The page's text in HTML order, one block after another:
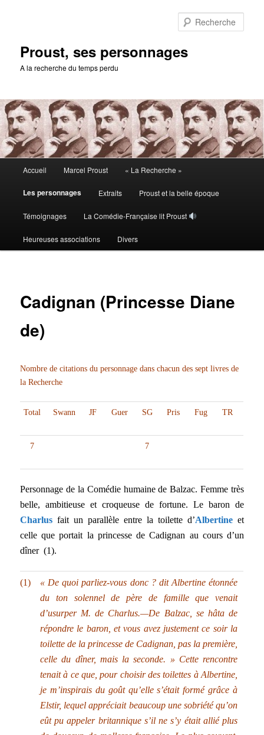
Proust, ses personnages
A la recherche du temps perdu
Accueil Marcel Proust « La Recherche »
Les personnages Extraits Proust et la belle époque
Témoignages La Comédie-Française lit Proust
Heureuses associations Divers
Cadignan (Princesse Diane
de)
Nombre de citations du personnage dans chacun des sept livres de
la Recherche
Total Swann JF Guer SG Pris Fug TR
7 7
Personnage de la Comédie humaine de Balzac. Femme très
belle, ambitieuse et croqueuse de fortune. Le baron de
Charlus fait un parallèle entre la toilette d’Albertineet
celle que portait la princesse de Cadignan au cours d’un
dîner (1).
(1)
« De quoi parliez-vous donc ? dit Albertine étonnée
du ton solennel de père de famille que venait
d’usurper M. de Charlus.—De Balzac, se hâta de
répondre le baron, et vous avez justement ce soir la
toilette de la princesse de Cadignan, pas la première,
celle du dîner, mais la seconde. » Cette rencontre
tenait à ce que, pour choisir des toilettes à Albertine,
je m’inspirais du goût qu’elle s’était formé grâce à
Elstir, lequel appréciait beaucoup une sobriété qu’on
eût pu appeler britannique s’il ne s’y était allié plus